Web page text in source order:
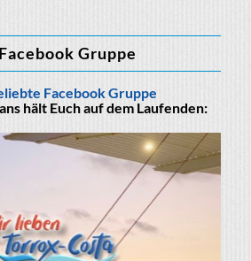
Gruppe
Facebook Gruppe
hält Euch auf dem Laufenden: